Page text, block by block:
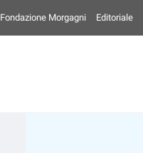
Fondazione Morgagni Editoriale